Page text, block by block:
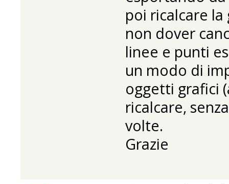
poi ricalcare
non dover
linee e punti
un modo di
oggetti grafici
ricalcare,
volte.
Grazie